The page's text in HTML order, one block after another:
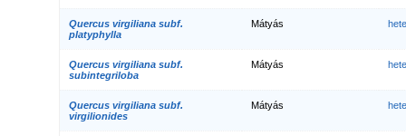
Quercus virgiliana subf.
platyphylla
Mátyás
Quercus virgiliana subf.
subintegriloba
Mátyás
Quercus virgiliana subf.
virgilionides
Mátyás